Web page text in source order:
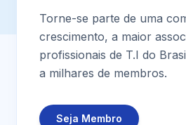
Torne-se parte de uma
crescimento, a maior
profissionais de T.I do
a milhares de membros.
Seja Membro